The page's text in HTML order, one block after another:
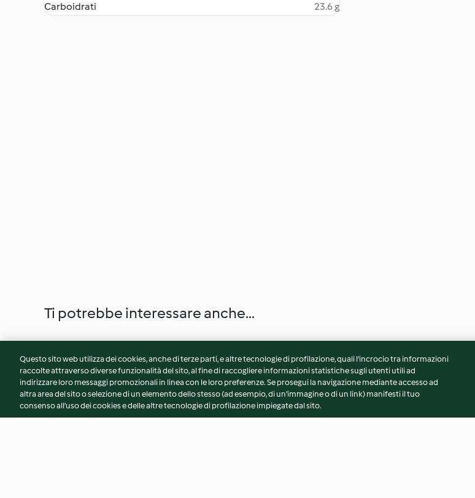
Carboidrati
23.6 g
Ti potrebbe interessare anche...
Questo sito web utilizza dei cookies, anche di terze parti, e altre tecnologie di profilazione, quali l’incrocio tra informazioni
raccolte attraverso diverse funzionalità del sito, al fine di raccogliere informazioni statistiche sugli utenti utili ad
indirizzare loro messaggi promozionali in linea con le loro preferenze. Se prosegui la navigazione mediante accesso ad
altra area del sito o selezione di un elemento dello stesso (ad esempio, di un'immagine o di un link) manifesti il tuo
consenso all'uso dei cookies e delle altre tecnologie di profilazione impiegate dal sito.